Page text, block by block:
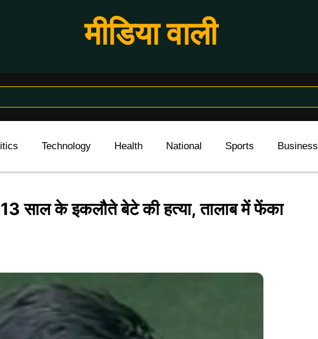
मीडिया वाली
Technology Health National Sports Business
13 साल के इकलौते बेटे की हत्या, तालाब में फेंका